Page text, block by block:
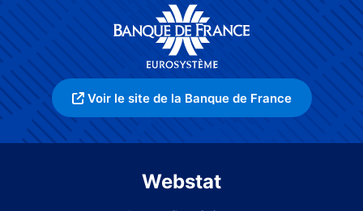
Voir le site de la Banque de France
Webstat